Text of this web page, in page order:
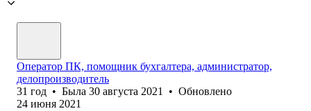
Оператор ПК, помощник бухгалтера, администратор,
делопроизводитель
31 год • Была 30 августа 2021 • Обновлено
24 июня 2021